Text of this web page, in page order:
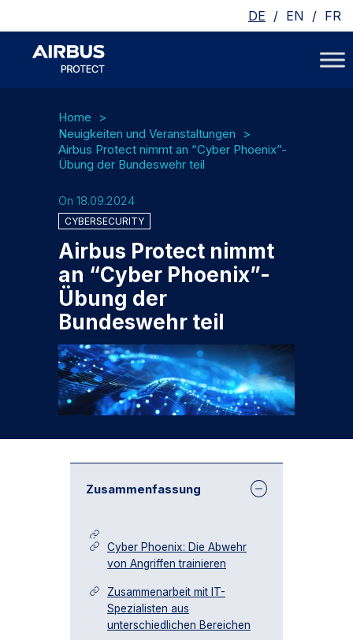
DE / EN / FR
Home
Neuigkeiten und Veranstaltungen
Airbus Protect nimmt an “Cyber Phoenix”-
Übung der Bundeswehr teil
On 18.09.2024
CYBERSECURITY
Airbus Protect nimmt
an “Cyber Phoenix”-
Übung der
Bundeswehr teil
Zusammenfassung
Cyber Phoenix: Die Abwehr
von Angriffen trainieren
Zusammenarbeit mit IT-
Spezialisten aus
unterschiedlichen Bereichen